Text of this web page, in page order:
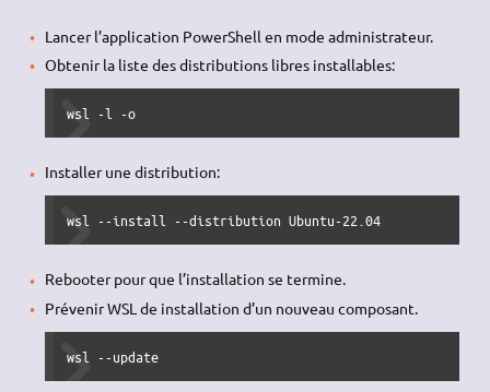
Lancer l’application PowerShell en mode administrateur.
Obtenir la liste des distributions libres installables:
wsl -l -o
Installer une distribution:
wsl --install --distribution Ubuntu-22.04
Rebooter pour que l’installation se termine.
Prévenir WSL de installation d’un nouveau composant.
wsl --update